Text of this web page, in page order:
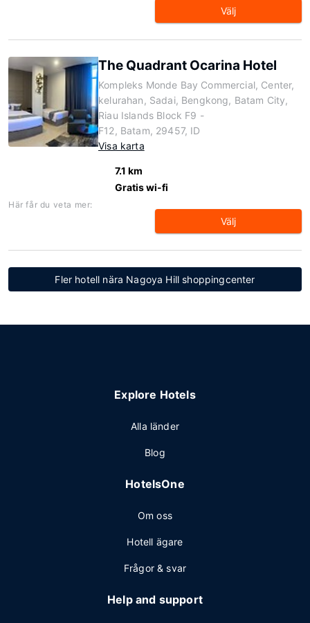
Välj
The Quadrant Ocarina Hotel
Kompleks Monde Bay Commercial, Center,
kelurahan, Sadai, Bengkong, Batam City,
Riau Islands Block F9 -
F12, Batam, 29457, ID
Visa karta
7.1 km
Gratis wi-fi
Här får du veta mer:
Välj
Fler hotell nära Nagoya Hill shoppingcenter
Explore Hotels
Alla länder
Blog
HotelsOne
Om oss
Hotell ägare
Frågor & svar
Help and support